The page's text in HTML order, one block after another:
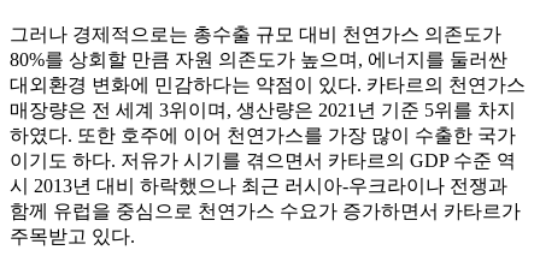
그러나 경제적으로는 총수출 규모 대비 천연가스 의존도가
80%를 상회할 만큼 자원 의존도가 높으며, 에너지를 둘러싼
대외환경 변화에 민감하다는 약점이 있다. 카타르의 천연가스
매장량은 전 세계 3위이며, 생산량은 2021년 기준 5위를 차지
하였다. 또한 호주에 이어 천연가스를 가장 많이 수출한 국가
이기도 하다. 저유가 시기를 겪으면서 카타르의 GDP 수준 역
시 2013년 대비 하락했으나 최근 러시아-우크라이나 전쟁과
함께 유럽을 중심으로 천연가스 수요가 증가하면서 카타르가
주목받고 있다.